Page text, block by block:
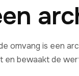
omvang is een
en bewaakt de